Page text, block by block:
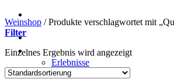
Weingut
Erlebnisse
Weingut
Weinshop /Produkte verschlagwortet mit
Filter
Einzelnes Ergebnis wird angezeigt